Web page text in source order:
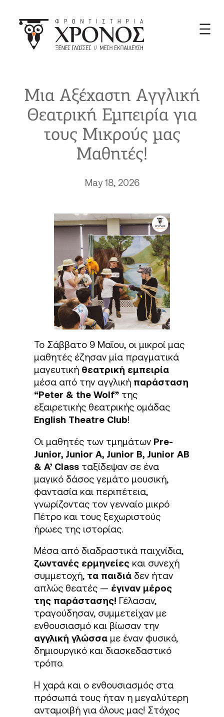
content
Μια Αξέχαστη Αγγλική
Θεατρική Εμπειρία για
τους Μικρούς μας
Μαθητές!
May 18, 2026
Το Σάββατο 9 Μαΐου, οι μικροί μας
μαθητές έζησαν μία πραγματικά
μαγευτική θεατρική εμπειρία
μέσα από την αγγλική παράσταση
“Peter & the Wolf” της
εξαιρετικής θεατρικής ομάδας
English Theatre Club!
Οι μαθητές των τμημάτων Pre-
Junior, Junior A, Junior B, Junior AB
& A’ Class ταξίδεψαν σε ένα
μαγικό δάσος γεμάτο μουσική,
φαντασία και περιπέτεια,
γνωρίζοντας τον γενναίο μικρό
Πέτρο και τους ξεχωριστούς
ήρωες της ιστορίας.
Μέσα από διαδραστικά παιχνίδια,
ζωντανές ερμηνείες και συνεχή
συμμετοχή, τα παιδιά δεν ήταν
απλώς θεατές — έγιναν μέρος
της παράστασης! Γέλασαν,
τραγούδησαν, συμμετείχαν με
ενθουσιασμό και βίωσαν την
αγγλική γλώσσα με έναν φυσικό,
δημιουργικό και διασκεδαστικό
τρόπο.
Η χαρά και ο ενθουσιασμός στα
πρόσωπά τους ήταν η μεγαλύτερη
ανταμοιβή για όλους μας! Στόχος